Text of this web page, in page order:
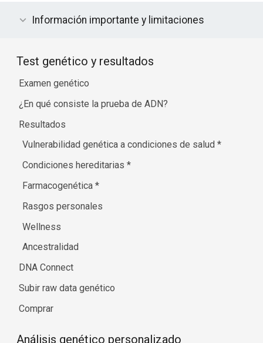
Información importante y limitaciones
Test genético y resultados
Examen genético
¿En qué consiste la prueba de ADN?
Resultados
Vulnerabilidad genética a condiciones de salud*
Condiciones hereditarias*
Farmacogenética*
Rasgos personales
Wellness
Ancestralidad
DNA Connect
Subir raw data genético
Comprar
Análisis genético personalizado